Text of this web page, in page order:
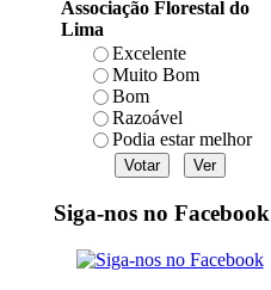
Associação Florestal do
Lima
Excelente
Muito Bom
Bom
Razoável
Podia estar melhor
Siga-nos no Facebook